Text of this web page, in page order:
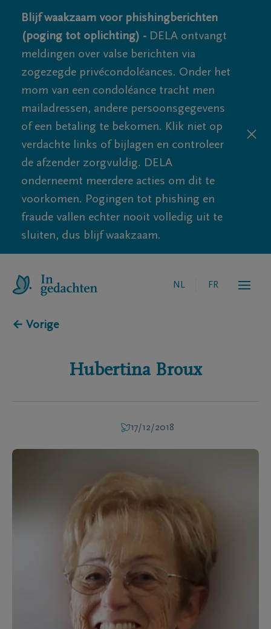
Blijf waakzaam voor phishingberichten
(poging tot oplichting) - DELA ontvangt
meldingen over valse berichten via
zogezegde privécondoléances. Onder het
mom van een condoléance tracht men
mailadressen, andere persoonsgegevens
of een betaling te bekomen. Klik niet op
verdachte links of bijlagen en controleer
de afzender zorgvuldig. DELA
onderneemt meerdere acties om dit te
voorkomen. Pogingen tot phishing en
fraude vallen echter nooit volledig uit te
sluiten, dus blijf waakzaam.
NL FR
← Vorige
Hubertina Broux
17/12/2018